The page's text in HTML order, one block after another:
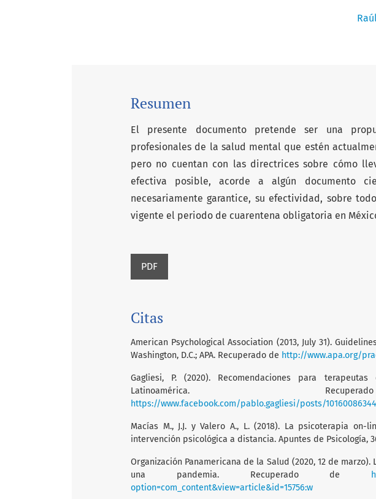
Resumen
El presente documento pretende ser una
profesionales de la salud mental que estén
pero no cuentan con las directrices sobre cómo
efectiva posible, acorde a algún documento
necesariamente garantice, su efectividad, sobre
vigente el periodo de cuarentena obligatoria en
PDF
Citas
American Psychological Association (2013, July 31).
Washington, D.C.; APA. Recuperado de http://www.apa.org/
Gagliesi, P. (2020). Recomendaciones para
Latinoamérica.
https://www.facebook.com/pablo.gagliesi/posts/
Macías M., J.J. y Valero A., L. (2018). La psicoterapia
intervención psicológica a distancia. Apuntes de Psicología,
Organización Panamericana de la Salud (2020, 12 de marzo).
una pandemia. Recuperado de
option=com_content&view=article&id=15756:w